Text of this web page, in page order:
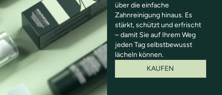
über die einfache
Zahnreinigung hinaus. Es
stärkt, schützt und erfrischt
– damit Sie auf Ihrem Weg
jeden Tag selbstbewusst
lächeln können.
KAUFEN